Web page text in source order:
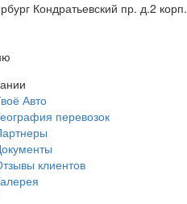
Кондратьевский пр. д.2 корп.
Авто
перевозок
клиентов